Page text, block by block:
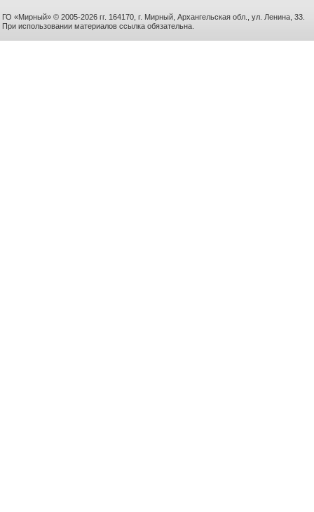
ГО «Мирный» © 2005-2026 гг. 164170, г. Мирный, Архангельская обл., ул. Ленина, 33.
При использовании материалов ссылка обязательна.